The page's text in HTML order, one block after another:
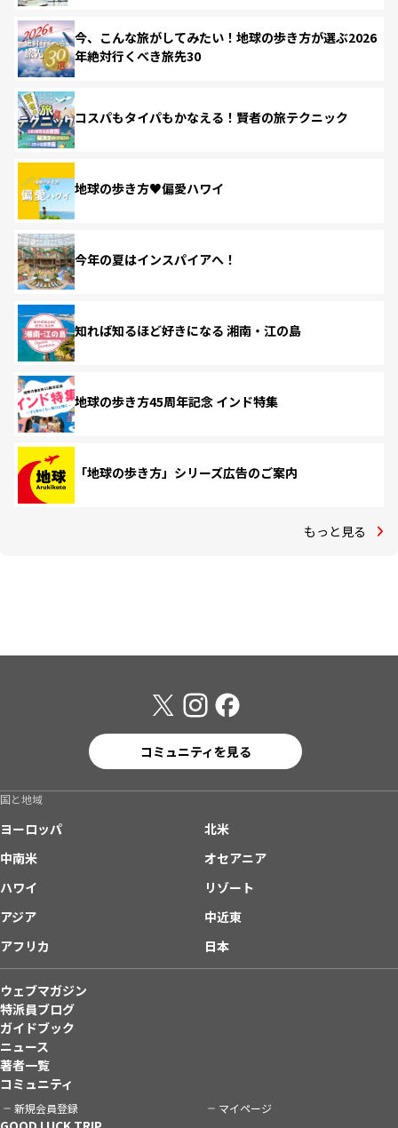
今、こんな旅がしてみたい！地球の歩き方が選ぶ2026
年絶対行くべき旅先30
コスパもタイパもかなえる！賢者の旅テクニック
地球の歩き方♥偏愛ハワイ
今年の夏はインスパイアへ！
知れば知るほど好きになる 湘南・江の島
地球の歩き方45周年記念 インド特集
「地球の歩き方」シリーズ広告のご案内
もっと見る
コミュニティを見る
国と地域
ヨーロッパ
北米
中南米
オセアニア
ハワイ
リゾート
アジア
中近東
アフリカ
日本
ウェブマガジン
特派員ブログ
ガイドブック
ニュース
著者一覧
コミュニティ
新規会員登録 マイページ